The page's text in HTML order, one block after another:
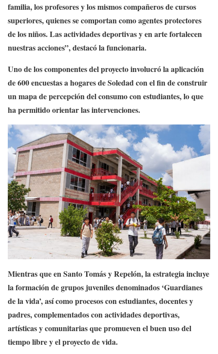
familia, los profesores y los mismos compañeros de cursos
superiores, quienes se comportan como agentes protectores
de los niños. Las actividades deportivas y en arte fortalecen
nuestras acciones”, destacó la funcionaria.
Uno de los componentes del proyecto involucró la aplicación
de 600 encuestas a hogares de Soledad con el fin de construir
un mapa de percepción del consumo con estudiantes, lo que
ha permitido orientar las intervenciones.
Mientras que en Santo Tomás y Repelón, la estrategia incluye
la formación de grupos juveniles denominados ‘Guardianes
de la vida’, así como procesos con estudiantes, docentes y
padres, complementados con actividades deportivas,
artísticas y comunitarias que promueven el buen uso del
tiempo libre y el proyecto de vida.